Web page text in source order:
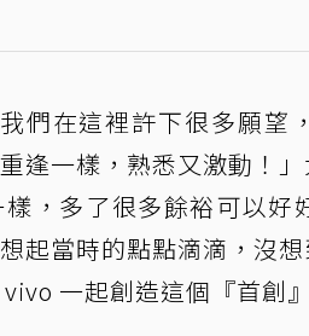
們在這裡許下很多願望
逢一樣，熟悉又激動！
，多了很多餘裕可以好
起當時的點點滴滴，沒
一起創造這個『首創』